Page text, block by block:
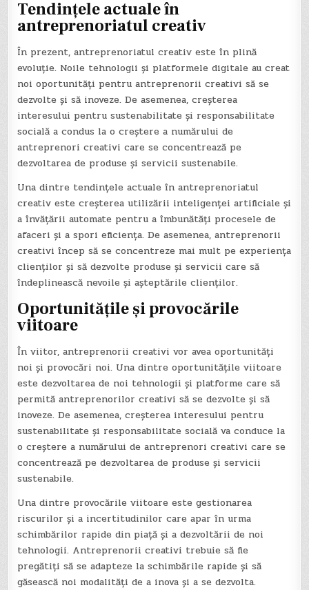
Tendințele actuale în
antreprenoriatul creativ
În prezent, antreprenoriatul creativ este în plină
evoluție. Noile tehnologii și platformele digitale au creat
noi oportunități pentru antreprenorii creativi să se
dezvolte și să inoveze. De asemenea, creșterea
interesului pentru sustenabilitate și responsabilitate
socială a condus la o creștere a numărului de
antreprenori creativi care se concentrează pe
dezvoltarea de produse și servicii sustenabile.
Una dintre tendințele actuale în antreprenoriatul
creativ este creșterea utilizării inteligenței artificiale și
a învățării automate pentru a îmbunătăți procesele de
afaceri și a spori eficiența. De asemenea, antreprenorii
creativi încep să se concentreze mai mult pe experiența
clienților și să dezvolte produse și servicii care să
îndeplinească nevoile și așteptările clienților.
Oportunitățile și provocările
viitoare
În viitor, antreprenorii creativi vor avea oportunități
noi și provocări noi. Una dintre oportunitățile viitoare
este dezvoltarea de noi tehnologii și platforme care să
permită antreprenorilor creativi să se dezvolte și să
inoveze. De asemenea, creșterea interesului pentru
sustenabilitate și responsabilitate socială va conduce la
o creștere a numărului de antreprenori creativi care se
concentrează pe dezvoltarea de produse și servicii
sustenabile.
Una dintre provocările viitoare este gestionarea
riscurilor și a incertitudinilor care apar în urma
schimbărilor rapide din piață și a dezvoltării de noi
tehnologii. Antreprenorii creativi trebuie să fie
pregătiți să se adapteze la schimbările rapide și să
găsească noi modalități de a inova și a se dezvolta.